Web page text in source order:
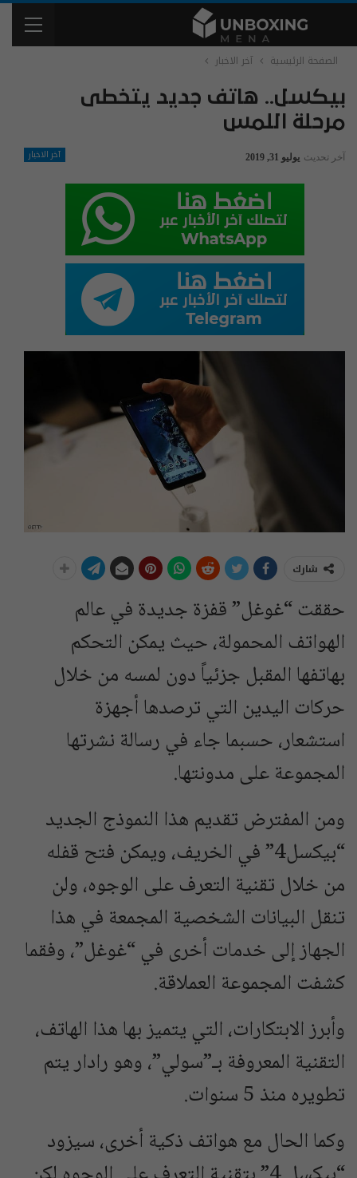
الصفحة الرئيسية آخر الاخبار
بيكسل.. هاتف جديد يتخطى
مرحلة اللمس
آخر الاخبار آخر تحديث يوليو 31, 2019
شارك
حققت “غوغل” قفزة جديدة في عالم
الهواتف المحمولة، حيث يمكن التحكم
بهاتفها المقبل جزئياً دون لمسه من خلال
حركات اليدين التي ترصدها أجهزة
استشعار، حسبما جاء في رسالة نشرتها
المجموعة على مدونتها.
ومن المفترض تقديم هذا النموذج الجديد
“بيكسل4” في الخريف، ويمكن فتح قفله
من خلال تقنية التعرف على الوجوه، ولن
تنقل البيانات الشخصية المجمعة في هذا
الجهاز إلى خدمات أخرى في “غوغل”، وفقما
كشفت المجموعة العملاقة.
وأبرز الابتكارات، التي يتميز بها هذا الهاتف،
التقنية المعروفة بـ”سولي”، وهو رادار يتم
تطويره منذ 5 سنوات.
وكما الحال مع هواتف ذكية أخرى، سيزود